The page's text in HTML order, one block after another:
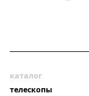
каталог
телескопы